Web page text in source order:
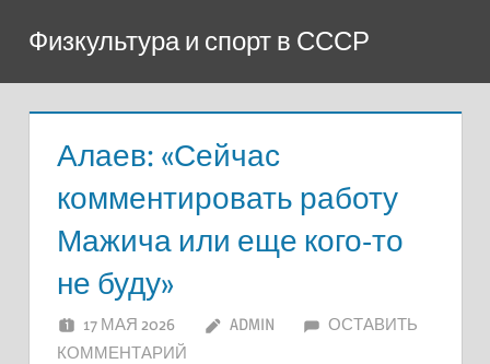
содержимому
Физкультура и спорт в СССР
Алаев: «Сейчас
комментировать работу
Мажича или еще кого-то
не буду»
17 МАЯ 2026 ADMIN
ОСТАВИТЬ
КОММЕНТАРИЙ